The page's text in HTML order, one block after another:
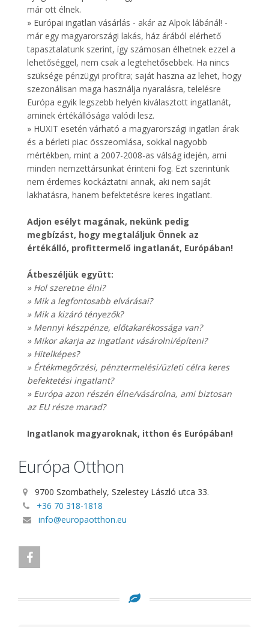
már ott élnek.
» Európai ingatlan vásárlás - akár az Alpok lábánál! -
már egy magyarországi lakás, ház árából elérhető
tapasztalatunk szerint, így számosan élhetnek ezzel a
lehetőséggel, nem csak a legtehetősebbek. Ha nincs
szüksége pénzügyi profitra; saját haszna az lehet, hogy
szezonálisan maga használja nyaralásra, telelésre
Európa egyik legszebb helyén kiválasztott ingatlanát,
aminek értékállósága valódi lesz.
» HUXIT esetén várható a magyarországi ingatlan árak
és a bérleti piac összeomlása, sokkal nagyobb
mértékben, mint a 2007-2008-as válság idején, ami
minden nemzettársunkat érinteni fog. Ezt szerintünk
nem érdemes kockáztatni annak, aki nem saját
lakhatásra, hanem befektetésre keres ingatlant.
Adjon esélyt magának, nekünk pedig
megbízást, hogy megtaláljuk Önnek az
értékálló, profittermelő ingatlanát, Európában!
Átbeszéljük együtt:
» Hol szeretne élni?
» Mik a legfontosabb elvárásai?
» Mik a kizáró tényezők?
» Mennyi készpénze, előtakarékossága van?
» Mikor akarja az ingatlant vásárolni/építeni?
» Hitelképes?
» Értékmegőrzési, pénztermelési/üzleti célra keres
befektetési ingatlant?
» Európa azon részén élne/vásárolna, ami biztosan
az EU része marad?
Ingatlanok magyaroknak, itthon és Európában!
Európa Otthon
9700 Szombathely, Szelestey László utca 33.
+36 70 318-1818
info@europaotthon.eu